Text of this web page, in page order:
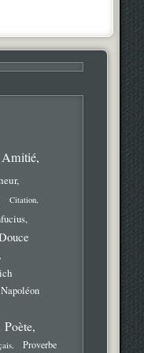
Amitié
Citation
Napoléon
Poète
Proverbe